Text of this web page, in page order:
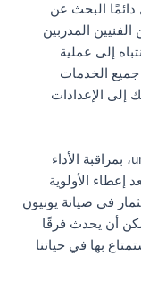
البحث عن
المدربين
إلى عملية
جميع الخدمات
إلى الإعدادات
أخيرًا، ننصح جميع مستخدمي أجهزة unionaire، بمراقبة الأداء
الأولوية
في صيانة يونيون
أن يحدث فرقًا
بها في حياتنا